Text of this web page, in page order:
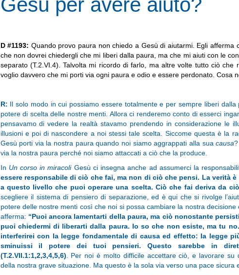
D #1193: Quando provo paura non chiedo a Gesù di aiutarmi. Egli
che non dovrei chiedergli che mi liberi dalla paura, ma che mi aiuti con le
separato (T.2.VI.4). Talvolta mi ricordo di farlo, ma altre volte tutto ciò che
voglio davvero che mi porti via ogni paura e odio e essere perdonato. Cosa
R: Il solo modo in cui possiamo essere totalmente e per sempre liberi
potere di scelta delle nostre menti. Allora ci renderemo conto di esserci
pensavamo di vedere la realtà stavamo prendendo in considerazione le
illusioni e poi di nascondere a noi stessi tale scelta. Siccome questa è la
Gesù porti via la nostra paura quando noi siamo aggrappati alla suacausa
via la nostra paura perché noi siamo attaccati a ciò che la produce.
In Un corso in miracoli Gesù ci insegna anche ad assumerci la
essere responsabile di ciò che fai, ma non di ciò che pensi. La verità
a questo livello che puoi operare una scelta. Ciò che fai deriva da ciò
scegliere il sistema di pensiero di separazione, ed è qui che si rivolge
potere delle nostre menti così che noi si possa cambiare la nostra
afferma: “Puoi ancora lamentarti della paura, ma ciò nonostante
puoi chiedermi di liberarti dalla paura. Io so che non esiste, ma tu
interferirei con la legge fondamentale di causa ed effetto: la legge
sminuissi il potere dei tuoi pensieri. Questo sarebbe in
(T.2.VII.1:1,2,3,4,5,6) . Per noi è molto difficile accettare ciò, e lavorare
della nostra grave situazione. Ma questo è la sola via verso una pace sicura